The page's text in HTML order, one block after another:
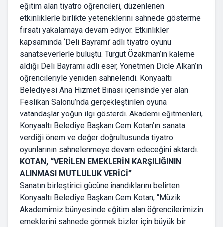
eğitim alan tiyatro öğrencileri, düzenlenen
etkinliklerle birlikte yeteneklerini sahnede gösterme
fırsatı yakalamaya devam ediyor. Etkinlikler
kapsamında ‘Deli Bayramı’ adlı tiyatro oyunu
sanatseverlerle buluştu. Turgut Özakman’ın kaleme
aldığı Deli Bayramı adlı eser, Yönetmen Dicle Alkan’ın
öğrencileriyle yeniden sahnelendi. Konyaaltı
Belediyesi Ana Hizmet Binası içerisinde yer alan
Feslikan Salonu’nda gerçekleştirilen oyuna
vatandaşlar yoğun ilgi gösterdi. Akademi eğitmenleri,
Konyaaltı Belediye Başkanı Cem Kotan’ın sanata
verdiği önem ve değer doğrultusunda tiyatro
oyunlarının sahnelenmeye devam edeceğini aktardı.
KOTAN, “VERİLEN EMEKLERİN KARŞILIĞININ
ALINMASI MUTLULUK VERİCİ”
Sanatın birleştirici gücüne inandıklarını belirten
Konyaaltı Belediye Başkanı Cem Kotan, “Müzik
Akademimiz bünyesinde eğitim alan öğrencilerimizin
emeklerini sahnede görmek bizler için büyük bir